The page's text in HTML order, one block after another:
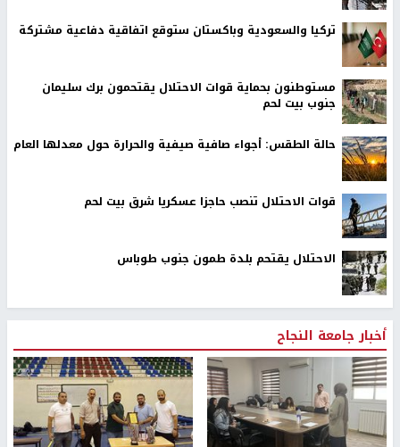
تركيا والسعودية وباكستان ستوقع اتفاقية دفاعية مشتركة
مستوطنون بحماية قوات الاحتلال يقتحمون برك سليمان
جنوب بيت لحم
حالة الطقس: أجواء صافية صيفية والحرارة حول معدلها العام
قوات الاحتلال تنصب حاجزا عسكريا شرق بيت لحم
الاحتلال يقتحم بلدة طمون جنوب طوباس
أخبار جامعة النجاح